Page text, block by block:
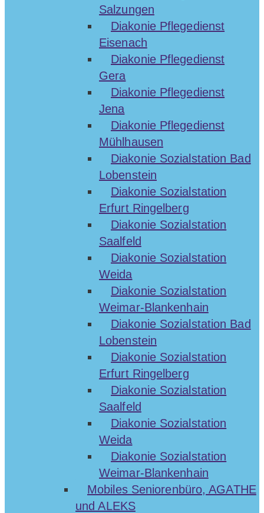
Salzungen
Diakonie Pflegedienst
Eisenach
Diakonie Pflegedienst
Gera
Diakonie Pflegedienst
Jena
Diakonie Pflegedienst
Mühlhausen
Diakonie Sozialstation Bad
Lobenstein
Diakonie Sozialstation
Erfurt Ringelberg
Diakonie Sozialstation
Saalfeld
Diakonie Sozialstation
Weida
Diakonie Sozialstation
Weimar-Blankenhain
Diakonie Sozialstation Bad
Lobenstein
Diakonie Sozialstation
Erfurt Ringelberg
Diakonie Sozialstation
Saalfeld
Diakonie Sozialstation
Weida
Diakonie Sozialstation
Weimar-Blankenhain
Mobiles Seniorenbüro, AGATHE
und ALEKS